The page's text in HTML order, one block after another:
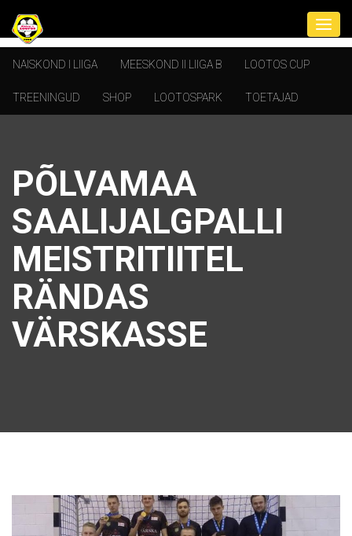
NAISKOND I LIIGA MEESKOND II LIIGA B LOOTOS CUP
TREENINGUD SHOP LOOTOSPARK TOETAJAD
PÕLVAMAA
SAALIJALGPALLI
MEISTRITIITEL
RÄNDAS
VÄRSKASSE